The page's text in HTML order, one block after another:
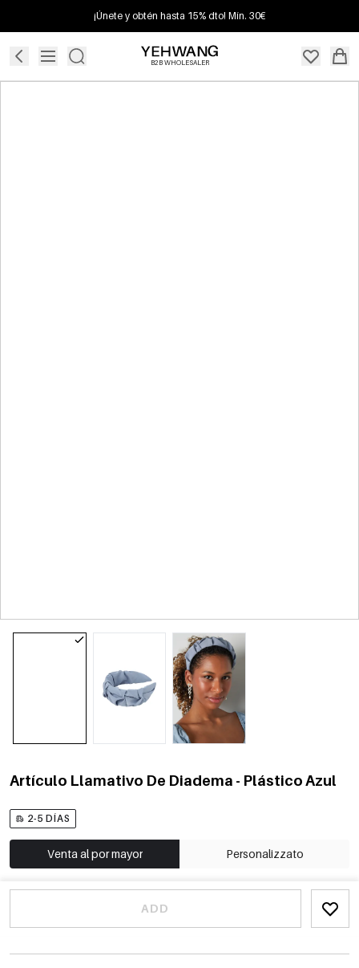
¡Únete y obtén hasta 15% dto! Mín. 30€
B2B WHOLESALER
Artículo Llamativo De Diadema - Plástico Azul
2-5 DÍAS
Venta al por mayor Personalizzato
ADD